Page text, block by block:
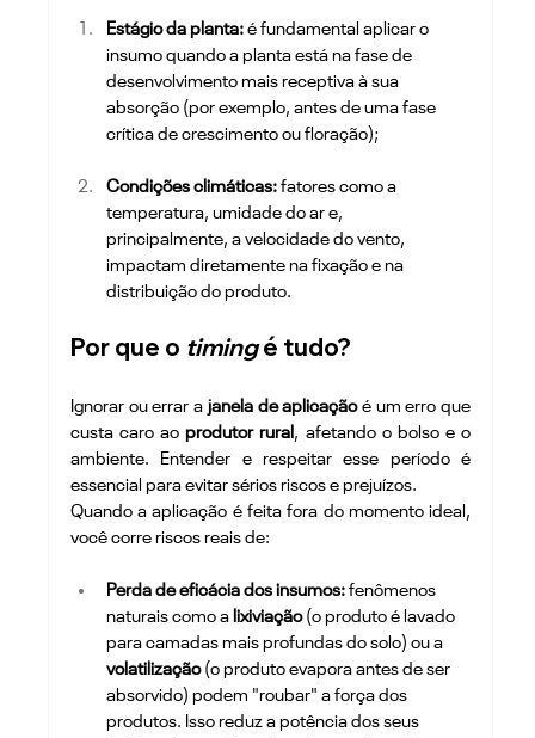
Estágio da planta: é fundamental aplicar o
insumo quando a planta está na fase de
desenvolvimento mais receptiva à sua
absorção (por exemplo, antes de uma fase
crítica de crescimento ou floração);
Condições climáticas: fatores como a
temperatura, umidade do ar e,
principalmente, a velocidade do vento,
impactam diretamente na fixação e na
distribuição do produto.
Por que o timing é tudo?
Ignorar ou errar a janela de aplicação é um erro que
custa caro ao produtor rural , afetando o bolso e o
ambiente. Entender e respeitar esse período é
essencial para evitar sérios riscos e prejuízos.
Quando a aplicação é feita fora do momento ideal,
você corre riscos reais de:
Perda de eficácia dos insumos: fenômenos
naturais como a lixiviação (o produto é lavado
para camadas mais profundas do solo) ou a
volatilização (o produto evapora antes de ser
absorvido) podem "roubar" a força dos
produtos. Isso reduz a potência dos seus